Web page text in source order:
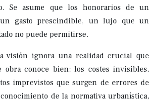
Se asume que los honorarios de un
gasto prescindible, un lujo que un
no puede permitirse.
visión ignora una realidad crucial que
obra conoce bien: los costes invisibles.
imprevistos que surgen de errores de
de la normativa urbanística,